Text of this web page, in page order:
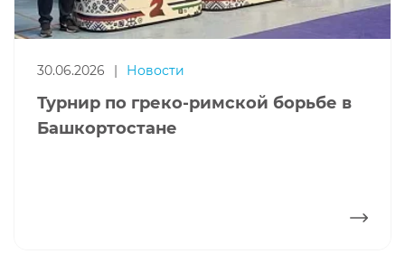
30.06.2026 Новости
Турнир по греко-римской борьбе в
Башкортостане